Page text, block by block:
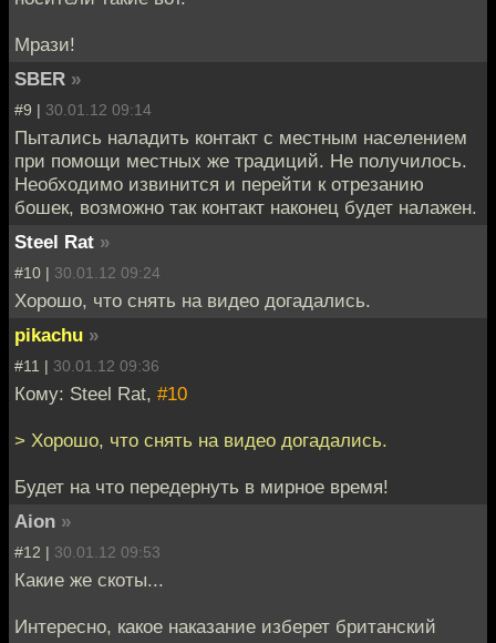
Мрази!
SBER »
#9 | 30.01.12 09:14
Пытались наладить контакт с местным населением
при помощи местных же традиций. Не получилось.
Необходимо извинится и перейти к отрезанию
бошек, возможно так контакт наконец будет налажен.
Steel Rat »
#10 | 30.01.12 09:24
Хорошо, что снять на видео догадались.
pikachu »
#11 | 30.01.12 09:36
Кому: Steel Rat, #10
> Хорошо, что снять на видео догадались.
Будет на что передернуть в мирное время!
Aion »
#12 | 30.01.12 09:53
Какие же скоты...
Интересно, какое наказание изберет британский